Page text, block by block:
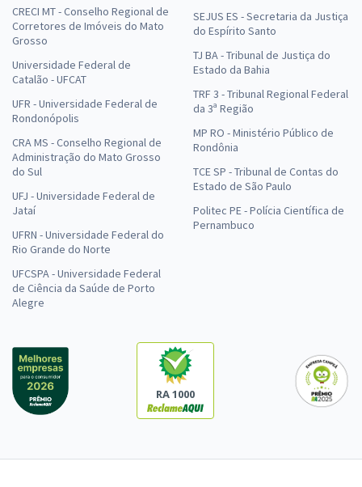
CRECI MT - Conselho Regional de
Corretores de Imóveis do Mato
Grosso
Universidade Federal de
Catalão - UFCAT
UFR - Universidade Federal de
Rondonópolis
CRA MS - Conselho Regional de
Administração do Mato Grosso
do Sul
UFJ - Universidade Federal de
Jataí
UFRN - Universidade Federal do
Rio Grande do Norte
UFCSPA - Universidade Federal
de Ciência da Saúde de Porto
Alegre
SEJUS ES - Secretaria da Justiça
do Espírito Santo
TJ BA - Tribunal de Justiça do
Estado da Bahia
TRF 3 - Tribunal Regional Federal
da 3ª Região
MP RO - Ministério Público de
Rondônia
TCE SP - Tribunal de Contas do
Estado de São Paulo
Politec PE - Polícia Científica de
Pernambuco
RA 1000